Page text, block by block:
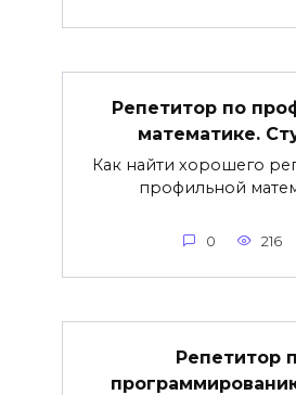
Репетитор по
математике.
Как найти хорошего
профильной
0 216
Репетитор